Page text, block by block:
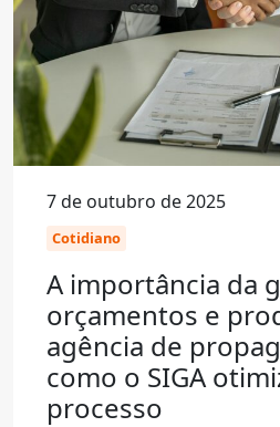
7 de outubro de 2025
Cotidiano
A importância da
orçamentos e
agência de
como o SIGA
processo